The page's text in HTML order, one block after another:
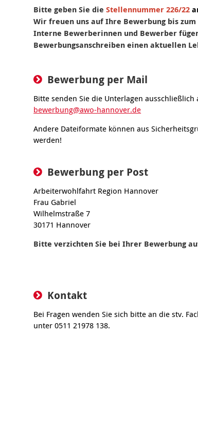
Bitte geben Sie dieStellennummer 226/22
Wir freuen uns auf Ihre Bewerbung bis zum
Interne Bewerberinnen und Bewerber
Bewerbungsanschreiben einen aktuellen
Bewerbung per Mail
Bitte senden Sie die Unterlagen ausschließlich
bewerbung@awo-hannover.de
Andere Dateiformate können aus
werden!
Bewerbung per Post
Arbeiterwohlfahrt Region Hannover
Frau Gabriel
Wilhelmstraße 7
30171 Hannover
Bitte verzichten Sie bei Ihrer Bewerbung
Kontakt
Bei Fragen wenden Sie sich bitte an die stv.
unter 0511 21978 138.